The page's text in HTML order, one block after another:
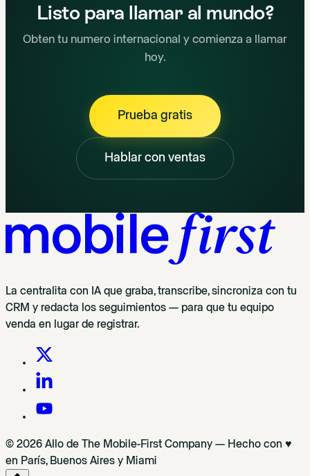
Listo para llamar al mundo?
Obten tu numero internacional y comienza a llamar
hoy.
Prueba gratis
Hablar con ventas
La centralita con IA que graba, transcribe, sincroniza con tu
CRM y redacta los seguimientos — para que tu equipo
venda en lugar de registrar.
© 2026 Allo de The Mobile-First Company — Hecho con ♥
en París, Buenos Aires y Miami